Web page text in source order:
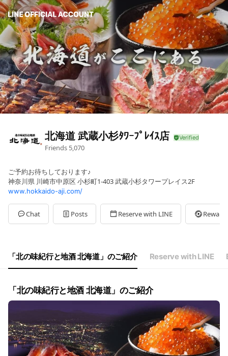
北海道 武蔵小杉ﾀﾜｰﾌﾟﾚｲｽ店
Friends 5,070
ご予約お待ちしております♪
神奈川県 川崎市中原区 小杉町1-403 武蔵小杉タワープレイス2F
www.hokkaido-aji.com/
Chat Posts Reserve with LINE Reward
「北の味紀行と地酒 北海道」のご紹介 Reserve with LINE
「北の味紀行と地酒 北海道」のご紹介